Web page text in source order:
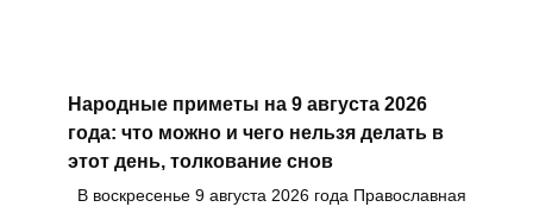
Народные приметы на 9 августа 2026
года: что можно и чего нельзя делать в
этот день, толкование снов
В воскресенье 9 августа 2026 года Православная